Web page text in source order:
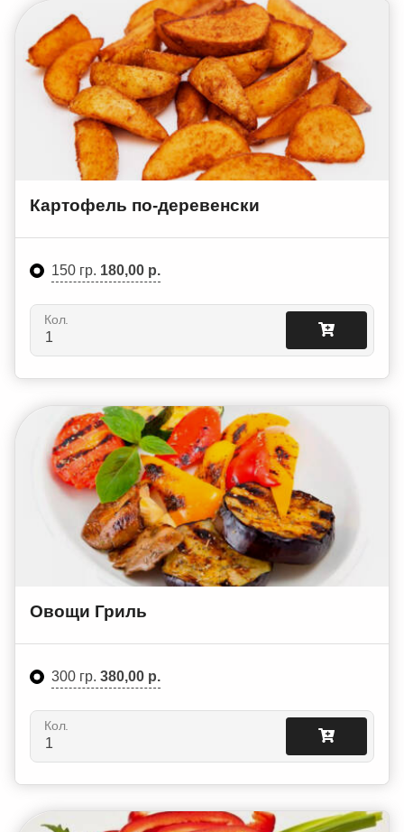
Картофель по-деревенски
150 гр. 180,00 р.
Кол.
Овощи Гриль
300 гр. 380,00 р.
Кол.